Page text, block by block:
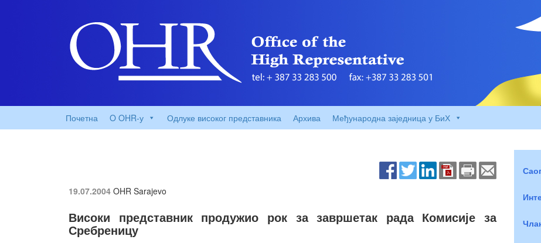
Почетна O OHR-у Одлуке високог представника Архива Међународна заједница у БиХ
19.07.2004 OHR Sarajevo
Високи представник продужио рок за завршетак рада Комисије за
Сребреницу